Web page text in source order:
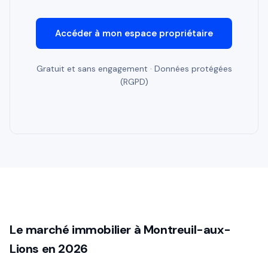
Accéder à mon espace propriétaire
Gratuit et sans engagement · Données protégées
(RGPD)
Le marché immobilier à Montreuil-aux-
Lions en 2026